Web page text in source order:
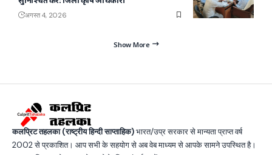
अगस्त 4, 2026
Show More
कलप्रिट तहलका (राष्ट्रीय हिन्दी साप्ताहिक)भारत/उप्र सरकार से मान्यता प्राप्त वर्ष
2002 से प्रकाशित। आप सभी के सहयोग से अब वेब माध्यम से आपके सामने उपस्थित है।